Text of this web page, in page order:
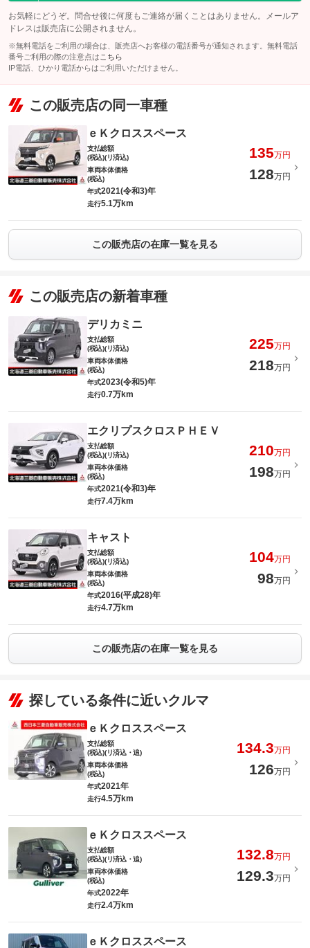
お気軽にどうぞ。問合せ後に何度もご連絡が届くことはありません。メールア
ドレスは販売店に公開されません。
※無料電話をご利用の場合は、販売店へお客様の電話番号が通知されます。無料電話
番号ご利用の際の注意点は こちら
IP電話、ひかり電話からはご利用いただけません。
この販売店の同一車種
ｅＫクロススペース
支払総額
(税込)(リ済込)
135万円
車両本体価格
(税込)
128万円
年式2021(令和3)年
走行5.1万km
この販売店の在庫一覧を見る
この販売店の新着車種
デリカミニ
支払総額
(税込)(リ済込)
225万円
車両本体価格
(税込)
218万円
年式2023(令和5)年
走行0.7万km
エクリプスクロスＰＨＥＶ
支払総額
(税込)(リ済込)
210万円
車両本体価格
(税込)
198万円
年式2021(令和3)年
走行7.4万km
キャスト
支払総額
(税込)(リ済込)
104万円
車両本体価格
(税込)
98万円
年式2016(平成28)年
走行4.7万km
この販売店の在庫一覧を見る
探している条件に近いクルマ
ｅＫクロススペース
支払総額
(税込)(リ済込・追)
134.3万円
車両本体価格
(税込)
126万円
年式2021年
走行4.5万km
ｅＫクロススペース
支払総額
(税込)(リ済込・追)
132.8万円
車両本体価格
(税込)
129.3万円
年式2022年
走行2.4万km
ｅＫクロススペース